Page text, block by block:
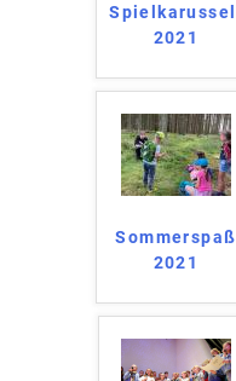
Spielkarussell
2021
Sommerspaß
2021